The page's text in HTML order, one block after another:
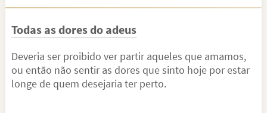
Todas as dores do adeus
Deveria ser proibido ver partir aqueles que amamos,
ou então não sentir as dores que sinto hoje por estar
longe de quem desejaria ter perto.